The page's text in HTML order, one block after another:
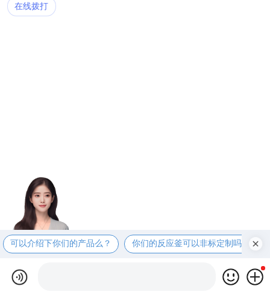
在线拨打
可以介绍下你们的产品么？ 你们的反应釜可以非标定制吗？